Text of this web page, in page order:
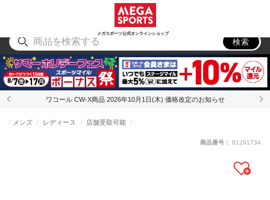
メガスポーツ公式オンラインショップ
アウトドア
検索
ワコール CW-X商品 2026年10月1日(木) 価格改定のお知らせ
メンズ レディース 店舗受取可能
商品番号： 81291734